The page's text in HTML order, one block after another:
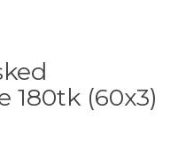
180tk (60x3)